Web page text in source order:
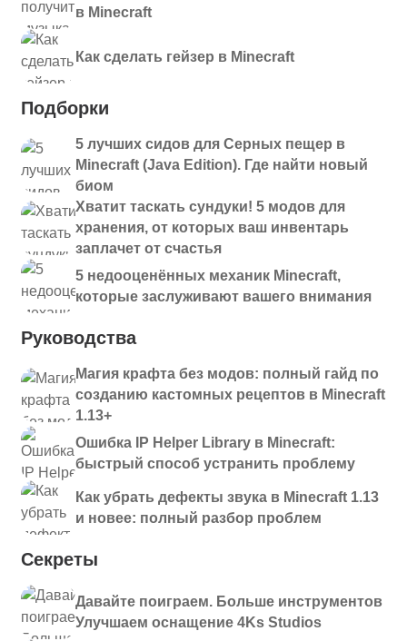
в Minecraft
Как сделать гейзер в Minecraft
Подборки
5 лучших сидов для Серных пещер в
Minecraft (Java Edition). Где найти новый
биом
Хватит таскать сундуки! 5 модов для
хранения, от которых ваш инвентарь
заплачет от счастья
5 недооценённых механик Minecraft,
которые заслуживают вашего внимания
Руководства
Магия крафта без модов: полный гайд по
созданию кастомных рецептов в Minecraft
1.13+
Ошибка IP Helper Library в Minecraft:
быстрый способ устранить проблему
Как убрать дефекты звука в Minecraft 1.13
и новее: полный разбор проблем
Секреты
Давайте поиграем. Больше инструментов
Улучшаем оснащение 4Ks Studios